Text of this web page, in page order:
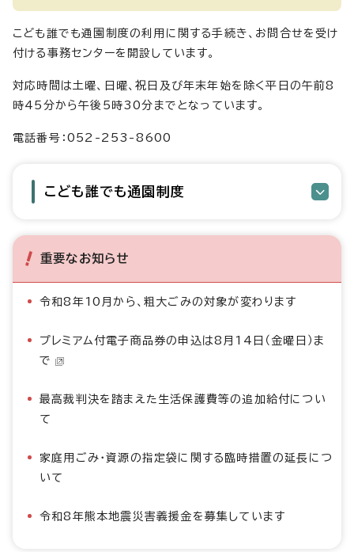
こども誰でも通園制度の利用に関する手続き、お問合せを受け
付ける事務センターを開設しています。
対応時間は土曜、日曜、祝日及び年末年始を除く平日の午前8
時45分から午後5時30分までとなっています。
電話番号：052-253-8600
こども誰でも通園制度
重要なお知らせ
令和8年10月から、粗大ごみの対象が変わります
プレミアム付電子商品券の申込は8月14日（金曜日）ま
で
最高裁判決を踏まえた生活保護費等の追加給付につい
て
家庭用ごみ・資源の指定袋に関する臨時措置の延長につ
いて
令和8年熊本地震災害義援金を募集しています